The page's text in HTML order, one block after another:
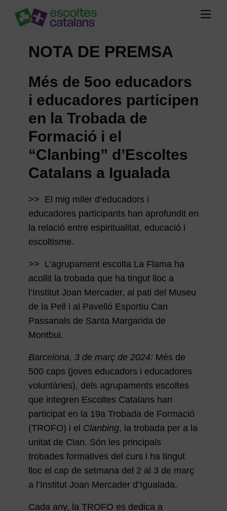
NOTA DE PREMSA
Més de 5oo educadors
i educadores participen
en la Trobada de
Formació i el
“Clanbing” d’Escoltes
Catalans a Igualada
>> El mig miler d’educadors i
educadores participants han aprofundit en
la relació entre espiritualitat, educació i
escoltisme.
>> L’agrupament escolta La Flama ha
acollit la trobada que ha tingut lloc a
l’Institut Joan Mercader, al pati del Museu
de la Pell i al Pavelló Esportiu Can
Passanals de Santa Margarida de
Montbui.
Barcelona, 3 de març de 2024: Més de
500 caps (joves educadors i educadores
voluntàries), dels agrupaments escoltes
que integren Escoltes Catalans han
participat en la 19a Trobada de Formació
(TROFO) i el Clanbing, la trobada per a la
unitat de Clan. Són les principals
trobades formatives del curs i ha tingut
lloc el cap de setmana del 2 al 3 de març
a l’Institut Joan Mercader d’Igualada.
Cada any, la TROFO es dedica a